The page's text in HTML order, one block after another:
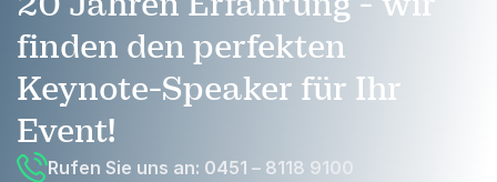
finden den perfekten
Keynote-Speaker für Ihr
Event!
Rufen Sie uns an: 0451 – 8118 9100